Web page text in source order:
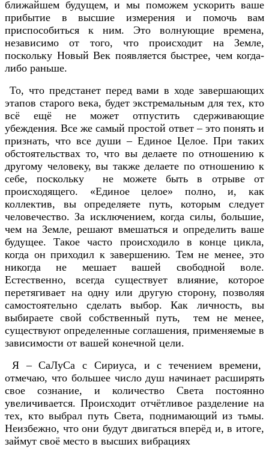
ближайшем будущем, и мы поможем ускорить ваше
прибытие в высшие измерения и помочь вам
приспособиться к ним. Это волнующие времена,
независимо от того, что происходит на Земле,
поскольку Новый Век появляется быстрее, чем когда-
либо раньше.
То, что предстанет перед вами в ходе завершающих
этапов старого века, будет экстремальным для тех, кто
всё ещё не может отпустить сдерживающие
убеждения. Все же самый простой ответ – это понять и
признать, что все души – Единое Целое. При таких
обстоятельствах то, что вы делаете по отношению к
другому человеку, вы также делаете по отношению к
себе, поскольку не можете быть в отрыве от
происходящего. «Единое целое» полно, и, как
коллектив, вы определяете путь, которым следует
человечество. За исключением, когда силы, большие,
чем на Земле, решают вмешаться и определить ваше
будущее. Такое часто происходило в конце цикла,
когда он приходил к завершению. Тем не менее, это
никогда не мешает вашей свободной воле.
Естественно, всегда существует влияние, которое
перетягивает на одну или другую сторону, позволяя
самостоятельно сделать выбор. Как личность, вы
выбираете свой собственный путь, тем не менее,
существуют определенные соглашения, применяемые в
зависимости от вашей конечной цели.
Я – СаЛуСа с Сириуса, и с течением времени,
отмечаю, что большее число душ начинает расширять
свое сознание, и количество Света постоянно
увеличивается. Происходит отчётливое разделение на
тех, кто выбрал путь Света, поднимающий из тьмы.
Неизбежно, что они будут двигаться вперёд и, в итоге,
займут своё место в высших вибрациях